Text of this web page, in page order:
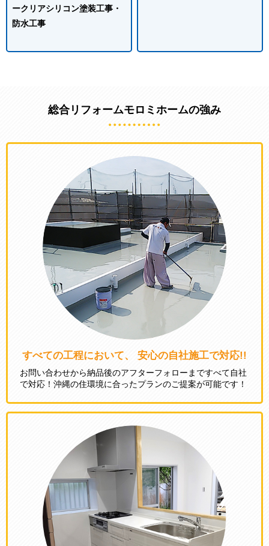
ークリアシリコン塗装工事・
防水工事
総合リフォームモロミホームの強み
すべての工程において、 安心の自社施工で対応!!
お問い合わせから納品後のアフターフォローまですべて自社
で対応！沖縄の住環境に合ったプランのご提案が可能です！